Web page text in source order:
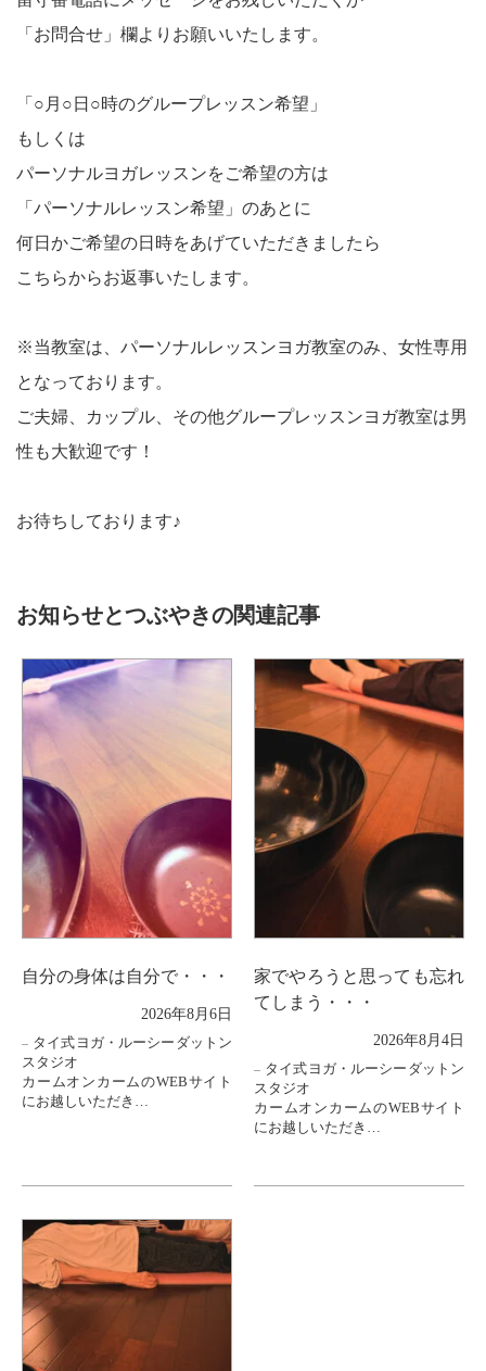
「お問合せ」欄よりお願いいたします。
「○月○日○時のグループレッスン希望」
もしくは
パーソナルヨガレッスンをご希望の方は
「パーソナルレッスン希望」のあとに
何日かご希望の日時をあげていただきましたら
こちらからお返事いたします。
※当教室は、パーソナルレッスンヨガ教室のみ、女性専用
となっております。
ご夫婦、カップル、その他グループレッスンヨガ教室は男
性も大歓迎です！
お待ちしております♪
お知らせとつぶやきの関連記事
自分の身体は自分で・・・
2026年8月6日
タイ式ヨガ・ルーシーダットン
スタジオ
カームオンカームのWEBサイト
にお越しいただき
体験レッスンにお越しいただい
た
30代の方のお話を。。。
家でやろうと思っても忘れ
てしまう・・・
2026年8月4日
タイ式ヨガ・ルーシーダットン
スタジオ
カームオンカームのWEBサイト
にお越しいただき
レッスンの合間によくこんなお